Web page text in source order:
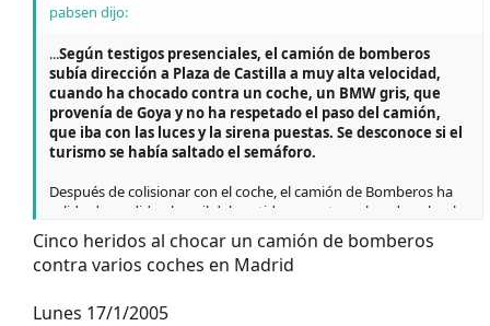
pabsen dijo:
...Según testigos presenciales, el camión de bomberos
subía dirección a Plaza de Castilla a muy alta velocidad,
cuando ha chocado contra un coche, un BMW gris, que
provenía de Goya y no ha respetado el paso del camión,
que iba con las luces y la sirena puestas. Se desconoce si el
turismo se había saltado el semáforo.
Después de colisionar con el coche, el camión de Bomberos ha
salido despedido al carril del sentido opuesto, volcando sobre la
parte trasera de un coche y afectando a otros cuatro coches
Cinco heridos al chocar un camión de bomberos
contra varios coches en Madrid
Lunes 17/1/2005